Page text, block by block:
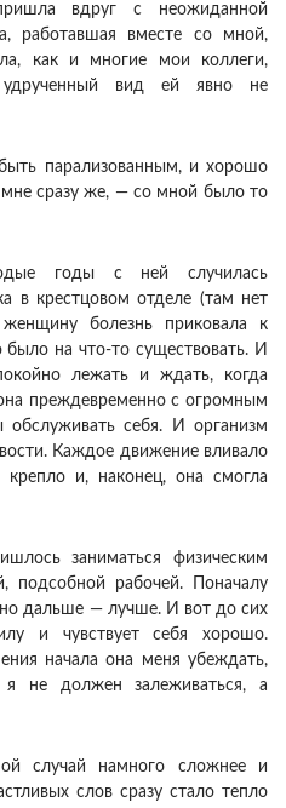
вдруг с неожиданной
работавшая вместе со мной,
как и многие мои коллеги,
удрученный вид ей явно не
парализованным, и хорошо
сразу же, — со мной было то
годы с ней случилась
в крестцовом отделе (там нет
болезнь приковала к
на что-то существовать. И
лежать и ждать, когда
преждевременно с огромным
обслуживать себя. И организм
Каждое движение вливало
и, наконец, она смогла
заниматься физическим
подсобной рабочей. Поначалу
но дальше — лучше. И вот до сих
и чувствует себя хорошо.
начала она меня убеждать,
я не должен залеживаться, а
случай намного сложнее и
слов сразу стало тепло